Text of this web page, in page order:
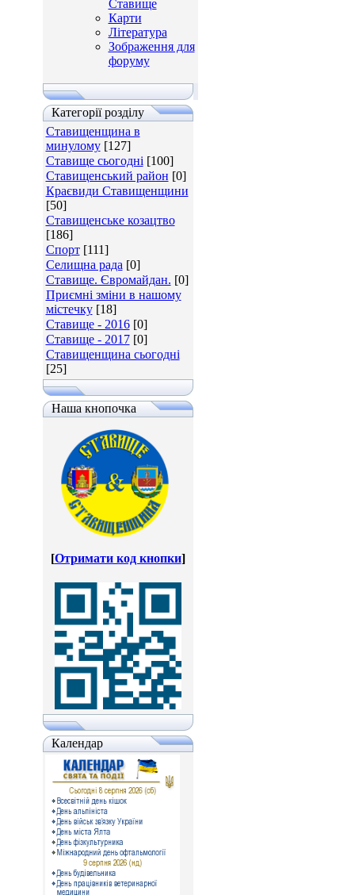
Ставище
Карти
Література
Зображення для
форуму
Категорії розділу
Ставищенщина в
минулому [127]
Ставище сьогодні [100]
Ставищенський район [0]
Краєвиди Ставищенщини
[50]
Ставищенське козацтво
[186]
Спорт [111]
Селищна рада [0]
Ставище. Євромайдан. [0]
Приємні зміни в нашому
містечку [18]
Ставище - 2016 [0]
Ставище - 2017 [0]
Ставищенщина сьогодні
[25]
Наша кнопочка
[Отримати код кнопки]
Календар